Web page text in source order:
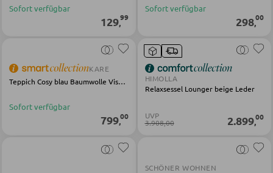
Drehtürenschränke
SPIEGEL
Wandspiegel
Standspiegel
Schmink- und Kosmetikspiegel
Badspiegel
Sofort verfügbar
129,99
Sofort verfügbar
298,00
KARE
Teppich Cosy blau Baumwolle Viskose
Sofort verfügbar
799,00
HIMOLLA
Relaxsessel Lounger beige Leder
UVP
3.908,00 2.899,00
SCHÖNER WOHNEN